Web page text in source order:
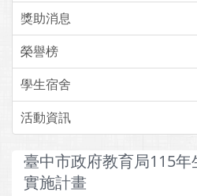
獎助消息
榮譽榜
學生宿舍
活動資訊
臺中市政府教育局115
實施計畫